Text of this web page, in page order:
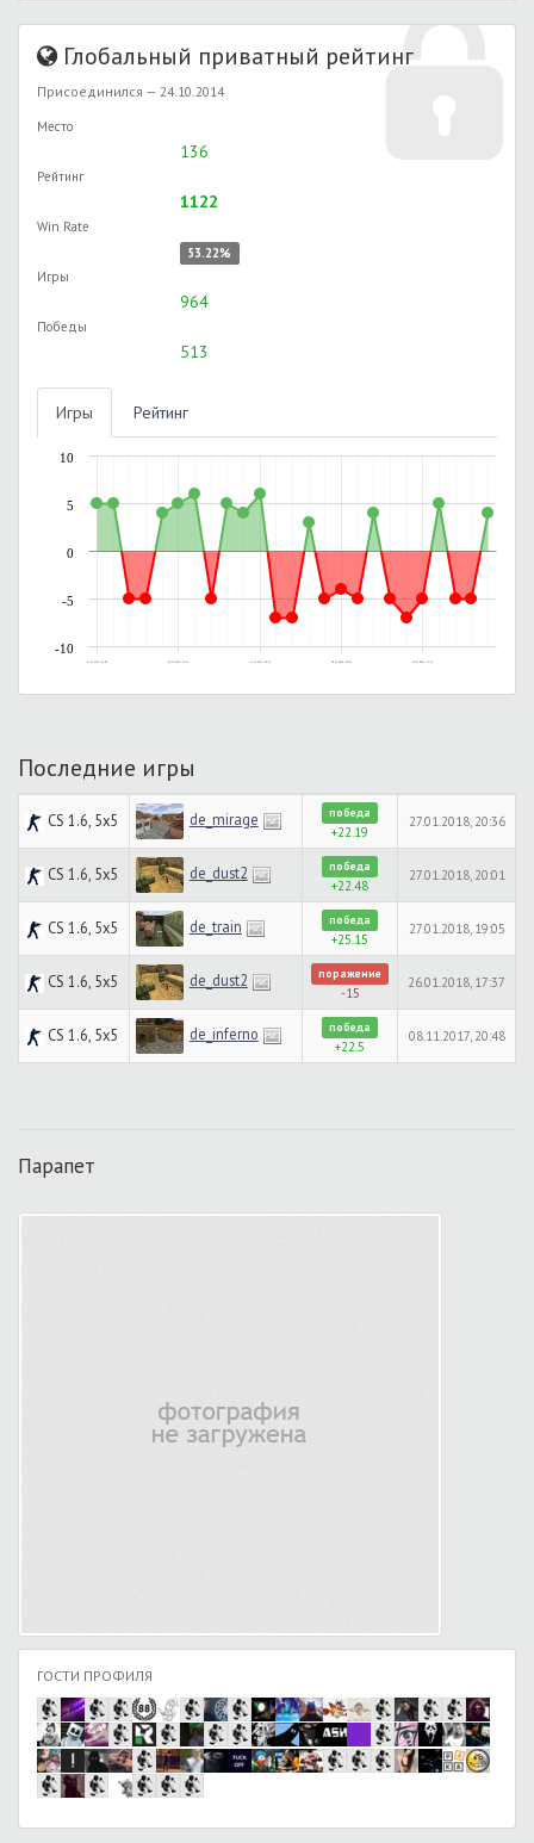
Глобальный приватный рейтинг
Присоединился — 24.10.2014
Место
136
Рейтинг
1122
Win Rate
53.22%
Игры
964
Победы
513
Игры Рейтинг
27.12.2015, 21:00 28.12.2015, 05:11 31.12.2015, 05:25 04.01.2016, 02:21 10.01.2016, 13:10
-10
-5
0
5
10
Последние игры
CS 1.6, 5x5 de_mirage победа
+22.19
27.01.2018, 20:36
CS 1.6, 5x5 de_dust2 победа
+22.48
27.01.2018, 20:01
CS 1.6, 5x5 de_train победа
+25.15
27.01.2018, 19:05
CS 1.6, 5x5 de_dust2 поражение
-15
26.01.2018, 17:37
CS 1.6, 5x5 de_inferno победа
+22.5
08.11.2017, 20:48
Парапет
ГОСТИ ПРОФИЛЯ